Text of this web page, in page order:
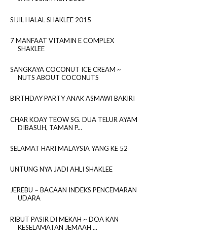
SIJIL HALAL SHAKLEE 2015
7 MANFAAT VITAMIN E COMPLEX
SHAKLEE
SANGKAYA COCONUT ICE CREAM ~
NUTS ABOUT COCONUTS
BIRTHDAY PARTY ANAK ASMAWI BAKIRI
CHAR KOAY TEOW SG. DUA TELUR AYAM
DIBASUH, TAMAN P...
SELAMAT HARI MALAYSIA YANG KE 52
UNTUNG NYA JADI AHLI SHAKLEE
JEREBU ~ BACAAN INDEKS PENCEMARAN
UDARA
RIBUT PASIR DI MEKAH ~ DOA KAN
KESELAMATAN JEMAAH ...